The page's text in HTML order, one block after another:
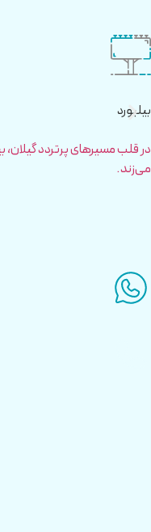
بیلبورد
در قلب مسیرهای پرتردد گیلان،
می‌زند.